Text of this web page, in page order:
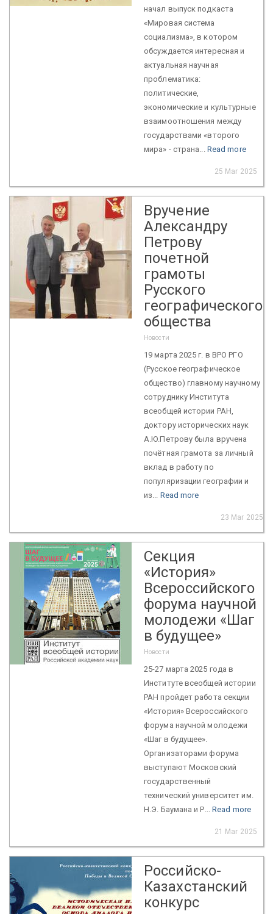
начал выпуск подкаста
«Мировая система
социализма», в котором
обсуждается интересная и
актуальная научная
проблематика:
политические,
экономические и культурные
взаимоотношения между
государствами «второго
мира» - страна... Read more
25 Mar 2025
Вручение
Александру
Петрову
почетной
грамоты
Русского
географического
общества
Новости
19 марта 2025 г. в ВРО РГО
(Русское географическое
общество) главному научному
сотруднику Института
всеобщей истории РАН,
доктору исторических наук
А.Ю.Петрову была вручена
почётная грамота за личный
вклад в работу по
популяризации географии и
из... Read more
23 Mar 2025
Секция
«История»
Всероссийского
форума научной
молодежи «Шаг
в будущее»
Новости
25-27 марта 2025 года в
Институте всеобщей истории
РАН пройдет работа секции
«История» Всероссийского
форума научной молодежи
«Шаг в будущее».
Организаторами форума
выступают Московский
государственный
технический университет им.
Н.Э. Баумана и Р... Read more
21 Mar 2025
Российско-
Казахстанский
конкурс